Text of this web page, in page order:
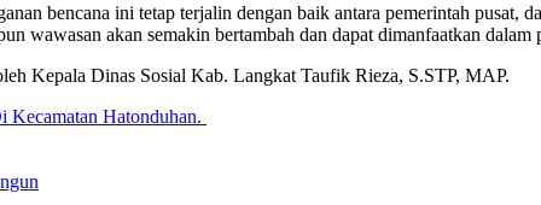
bencana ini tetap terjalin dengan baik antara pemerintah pusat,
wawasan akan semakin bertambah dan dapat dimanfaatkan
Kepala Dinas Sosial Kab. Langkat Taufik Rieza, S.STP, MAP.
Hatonduhan.